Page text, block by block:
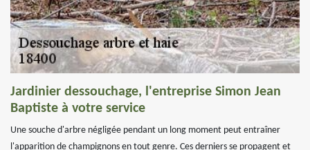
Jardinier dessouchage, l'entreprise Simon Jean
Baptiste à votre service
Une souche d'arbre négligée pendant un long moment peut entraîner
l'apparition de champignons en tout genre. Ces derniers se propagent et